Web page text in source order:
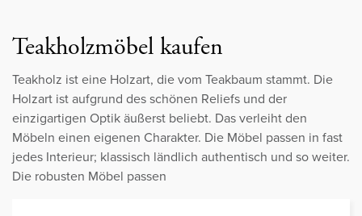
Teakholzmöbel kaufen
Teakholz ist eine Holzart, die vom Teakbaum stammt. Die
Holzart ist aufgrund des schönen Reliefs und der
einzigartigen Optik äußerst beliebt. Das verleiht den
Möbeln einen eigenen Charakter. Die Möbel passen in fast
jedes Interieur; klassisch ländlich authentisch und so weiter.
Die robusten Möbel passen